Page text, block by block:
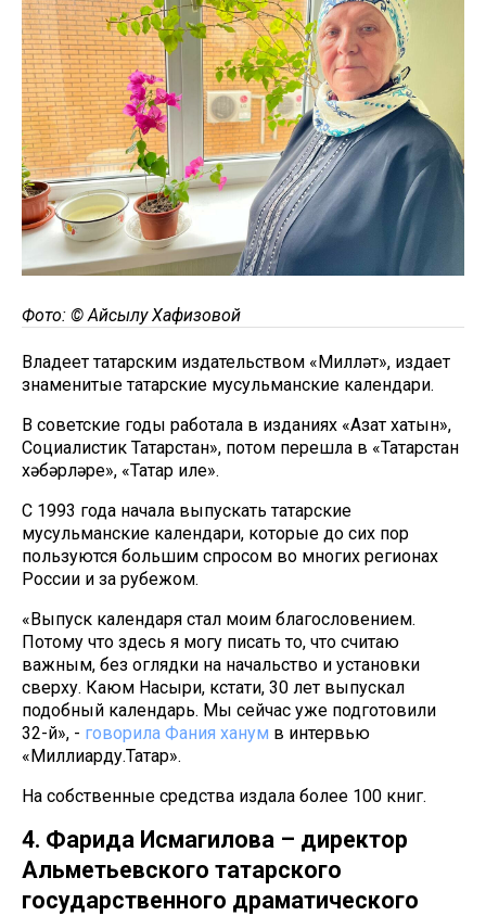
Фото: © Айсылу Хафизовой
Владеет татарским издательством «Милләт», издает
знаменитые татарские мусульманские календари.
В советские годы работала в изданиях «Азат хатын»,
Социалистик Татарстан», потом перешла в «Татарстан
хәбәрләре», «Татар иле».
С 1993 года начала выпускать татарские
мусульманские календари, которые до сих пор
пользуются большим спросом во многих регионах
России и за рубежом.
«Выпуск календаря стал моим благословением.
Потому что здесь я могу писать то, что считаю
важным, без оглядки на начальство и установки
сверху. Каюм Насыри, кстати, 30 лет выпускал
подобный календарь. Мы сейчас уже подготовили
32-й», - говорила Фания ханум в интервью
«Миллиарду.Татар».
На собственные средства издала более 100 книг.
4. Фарида Исмагилова – директор
Альметьевского татарского
государственного драматического